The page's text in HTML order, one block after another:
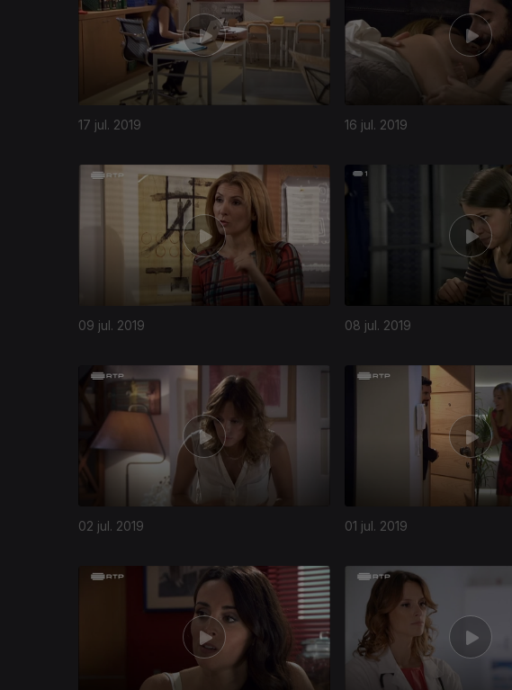
17 jul. 2019 16 jul. 2019
09 jul. 2019 08 jul. 2019
416235
02 jul. 2019 01 jul. 2019